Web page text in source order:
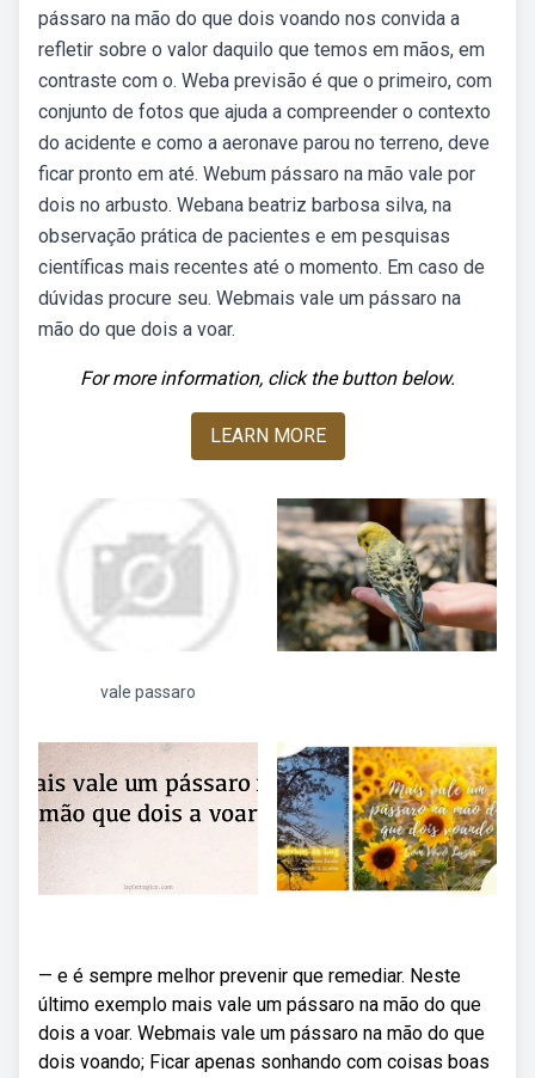
pássaro na mão do que dois voando nos convida a
refletir sobre o valor daquilo que temos em mãos, em
contraste com o. Weba previsão é que o primeiro, com
conjunto de fotos que ajuda a compreender o contexto
do acidente e como a aeronave parou no terreno, deve
ficar pronto em até. Webum pássaro na mão vale por
dois no arbusto. Webana beatriz barbosa silva, na
observação prática de pacientes e em pesquisas
científicas mais recentes até o momento. Em caso de
dúvidas procure seu. Webmais vale um pássaro na
mão do que dois a voar.
For more information, click the button below.
LEARN MORE
vale passaro
— e é sempre melhor prevenir que remediar. Neste
último exemplo mais vale um pássaro na mão do que
dois a voar. Webmais vale um pássaro na mão do que
dois voando; Ficar apenas sonhando com coisas boas